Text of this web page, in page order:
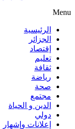
Menu
الرئيسية
الجزائر
إقتصاد
تعليم
ثقافة
رياضة
صحة
مجتمع
الدين و الحياة
دولي
إعلانات وإشهار